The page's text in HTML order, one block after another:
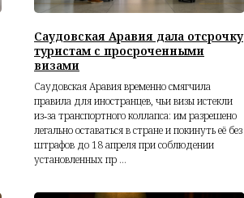
Саудовская Аравия дала отсрочку
туристам с просроченными
визами
Саудовская Аравия временно смягчила
правила для иностранцев, чьи визы истекли
из‑за транспортного коллапса: им разрешено
легально оставаться в стране и покинуть её без
штрафов до 18 апреля при соблюдении
установленных пр ...